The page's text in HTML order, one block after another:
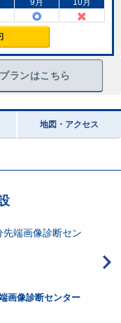
9月 10月
ランはこちら
地図・アクセス
画像診断センター